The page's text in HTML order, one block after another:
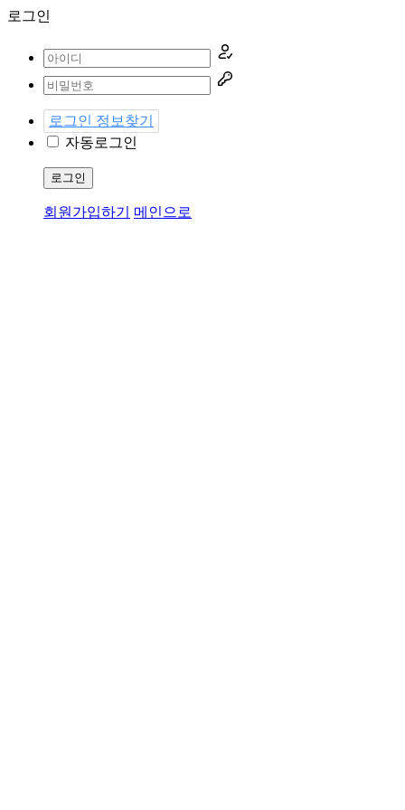
로그인
로그인 정보찾기
자동로그인
로그인
회원가입하기 메인으로